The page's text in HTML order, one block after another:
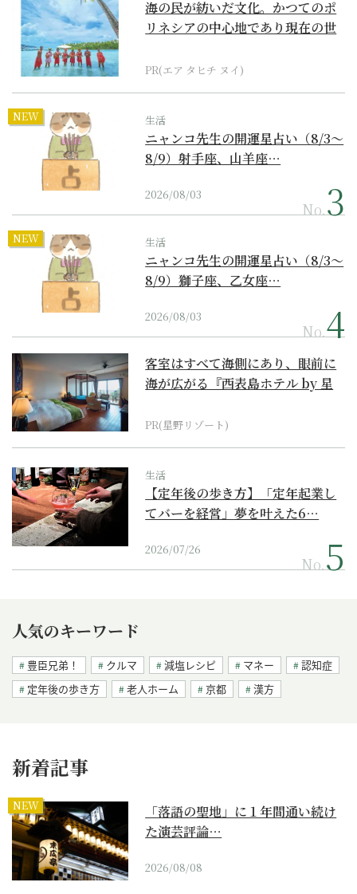
海の民が紡いだ文化。かつてのポ
リネシアの中心地であり現在の世
PR(エア タヒチ ヌイ)
NEW 生活
ニャンコ先生の開運星占い（8/3～
8/9）射手座、山羊座…
2026/08/03
No.
NEW 生活
ニャンコ先生の開運星占い（8/3～
8/9）獅子座、乙女座…
2026/08/03
No.
客室はすべて海側にあり、眼前に
海が広がる『西表島ホテル by 星
PR(星野リゾート)
生活
【定年後の歩き方】「定年起業し
てバーを経営」夢を叶えた6…
2026/07/26
No.
人気のキーワード
豊臣兄弟！ クルマ 減塩レシピ マネー
認知症
定年後の歩き方
老人ホーム 京都 漢方
新着記事
NEW
「落語の聖地」に１年間通い続け
た演芸評論…
2026/08/08